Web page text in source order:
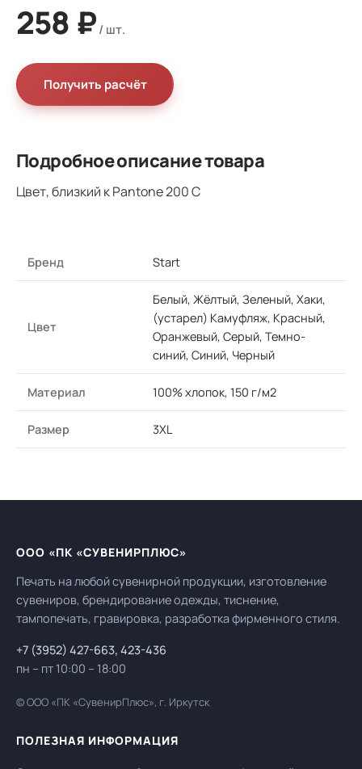
258 ₽
Получить расчёт
Подробное описание товара
Цвет, близкий к Pantone 200 С
Бренд Start
Цвет
Белый, Жёлтый, Зеленый, Хаки,
(устарел) Камуфляж, Красный,
Оранжевый, Серый, Темно-
синий, Синий, Черный
Материал 100% хлопок, 150 г/м2
Размер 3XL
ООО «ПК «СУВЕНИРПЛЮС»
Печать на любой сувенирной продукции, изготовление
сувениров, брендирование одежды, тиснение,
тампопечать, гравировка, разработка фирменного стиля.
+7 (3952) 427-663, 423-436
пн – пт 10:00 – 18:00
© ООО «ПК «СувенирПлюс», г. Иркутск
ПОЛЕЗНАЯ ИНФОРМАЦИЯ